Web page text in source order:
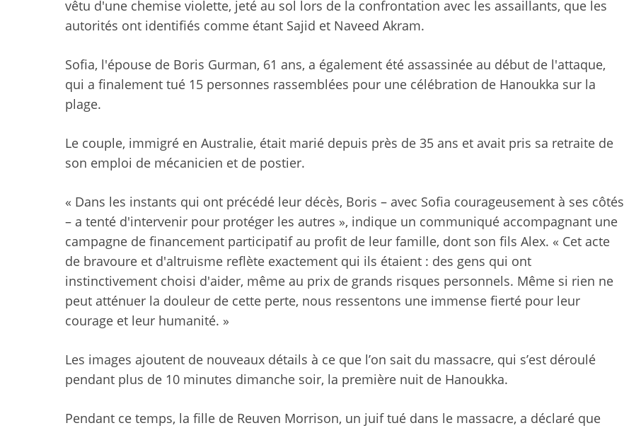
vêtu d'une chemise violette, jeté au sol lors de la confrontation avec les assaillants, que les
autorités ont identifiés comme étant Sajid et Naveed Akram.
Sofia, l'épouse de Boris Gurman, 61 ans, a également été assassinée au début de l'attaque,
qui a finalement tué 15 personnes rassemblées pour une célébration de Hanoukka sur la
plage.
Le couple, immigré en Australie, était marié depuis près de 35 ans et avait pris sa retraite de
son emploi de mécanicien et de postier.
« Dans les instants qui ont précédé leur décès, Boris – avec Sofia courageusement à ses côtés
– a tenté d'intervenir pour protéger les autres », indique un communiqué accompagnant une
campagne de financement participatif au profit de leur famille, dont son fils Alex. « Cet acte
de bravoure et d'altruisme reflète exactement qui ils étaient : des gens qui ont
instinctivement choisi d'aider, même au prix de grands risques personnels. Même si rien ne
peut atténuer la douleur de cette perte, nous ressentons une immense fierté pour leur
courage et leur humanité. »
Les images ajoutent de nouveaux détails à ce que l’on sait du massacre, qui s’est déroulé
pendant plus de 10 minutes dimanche soir, la première nuit de Hanoukka.
Pendant ce temps, la fille de Reuven Morrison, un juif tué dans le massacre, a déclaré que